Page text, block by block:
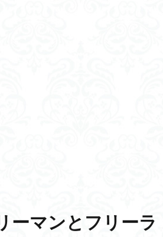
ーマンとフリーラ